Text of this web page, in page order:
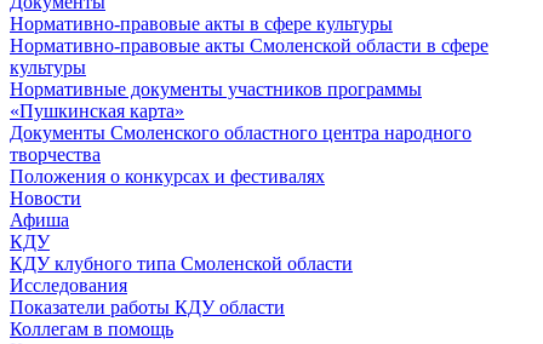
Нормативно-правовые акты в сфере культуры
Нормативно-правовые акты Смоленской области в сфере
культуры
Нормативные документы участников программы
«Пушкинская карта»
Документы Смоленского областного центра народного
творчества
Положения о конкурсах и фестивалях
Новости
Афиша
КДУ
КДУ клубного типа Смоленской области
Исследования
Показатели работы КДУ области
Коллегам в помощь